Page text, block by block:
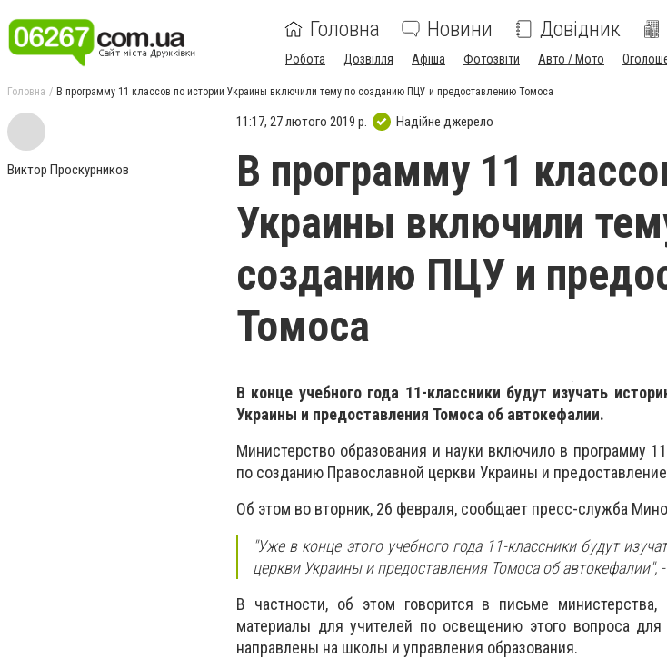
Головна Новини Довідник
Робота Дозвілля Афіша Фотозвіти Авто / Мото
Головна В программу 11 классов по истории Украины включили тему по созданию ПЦУ и предоставлению Томоса
Виктор Проскурников
11:17, 27 лютого 2019 р. Надійне джерело
В программу 11
Украины включили
созданию ПЦУ и
Томоса
В конце учебного года 11-классники будут изучать
Украины и предоставления Томоса об автокефалии.
Министерство образования и науки включило в программу
по созданию Православной церкви Украины и
Об этом во вторник, 26 февраля, сообщает пресс-служба
"Уже в конце этого учебного года 11-классники будут
церкви Украины и предоставления Томоса об
В частности, об этом говорится в письме
материалы для учителей по освещению этого вопроса
направлены на школы и управления образования.